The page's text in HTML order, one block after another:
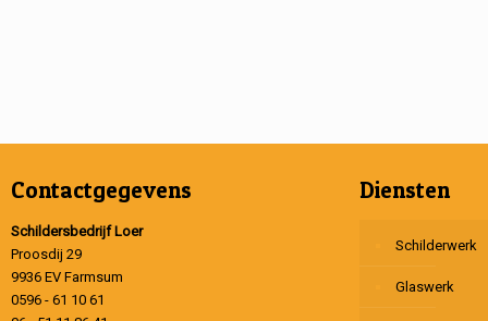
Contactgegevens
Schildersbedrijf Loer
Proosdij 29
9936 EV Farmsum
0596 - 61 10 61
Diensten
Schilderwerk
Glaswerk